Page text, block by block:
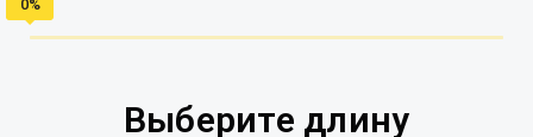
Выберите длину